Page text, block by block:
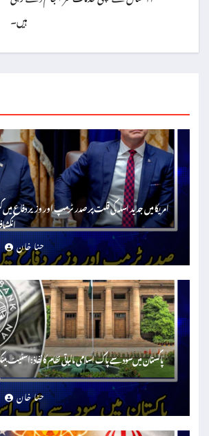
ہیں۔
امریکا میں جدید اسلہ کی قلت پر صدر ٹرمپ اور وزیر دفاع
حنا خان
حنا خان